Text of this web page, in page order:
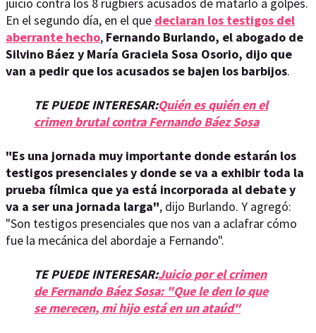
En el segundo día, en el que declaran los testigos del
aberrante hecho, Fernando Burlando, el abogado de
Silvino Báez y María Graciela Sosa Osorio, dijo que
van a pedir que los acusados se bajen los barbijos.
TE PUEDE INTERESAR:Quién es quién en el
crimen brutal contra Fernando Báez Sosa
"Es una jornada muy importante donde estarán los
testigos presenciales y donde se va a exhibir toda la
prueba fílmica que ya está incorporada al debate y
va a ser una jornada larga", dijo Burlando. Y agregó:
"Son testigos presenciales que nos van a aclafrar cómo
fue la mecánica del abordaje a Fernando".
TE PUEDE INTERESAR:Juicio por el crimen
de Fernando Báez Sosa: "Que le den lo que
se merecen, mi hijo está en un ataúd"